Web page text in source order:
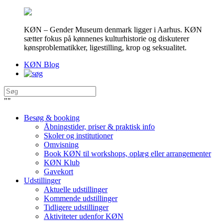
KØN – Gender Museum denmark ligger i Aarhus. KØN
sætter fokus på kønnenes kulturhistorie og diskuterer
kønsproblematikker, ligestilling, krop og seksualitet.
KØN Blog
""
Besøg & booking
Åbningstider, priser & praktisk info
Skoler og institutioner
Omvisning
Book KØN til workshops, oplæg eller arrangementer
KØN Klub
Gavekort
Udstillinger
Aktuelle udstillinger
Kommende udstillinger
Tidligere udstillinger
Aktiviteter udenfor KØN